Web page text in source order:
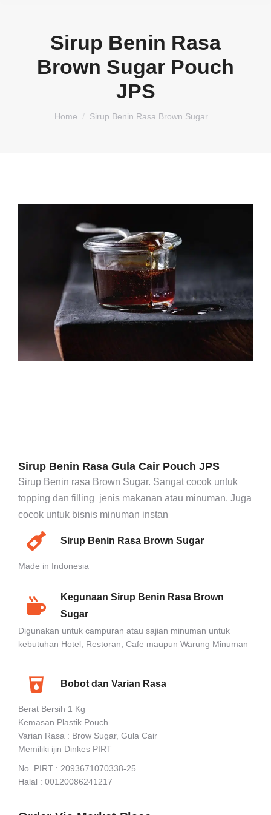
Sirup Benin Rasa
Brown Sugar Pouch
JPS
You are here:
Home Sirup Benin Rasa Brown Sugar…
Sirup Benin Rasa Gula Cair Pouch JPS
Sirup Benin rasa Brown Sugar. Sangat cocok untuk
topping dan filling jenis makanan atau minuman. Juga
cocok untuk bisnis minuman instan
Sirup Benin Rasa Brown Sugar
Made in Indonesia
Kegunaan Sirup Benin Rasa Brown
Sugar
Digunakan untuk campuran atau sajian minuman untuk
kebutuhan Hotel, Restoran, Cafe maupun Warung Minuman
Bobot dan Varian Rasa
Berat Bersih 1 Kg
Kemasan Plastik Pouch
Varian Rasa : Brow Sugar, Gula Cair
Memiliki ijin Dinkes PIRT
No. PIRT : 2093671070338-25
Halal : 00120086241217